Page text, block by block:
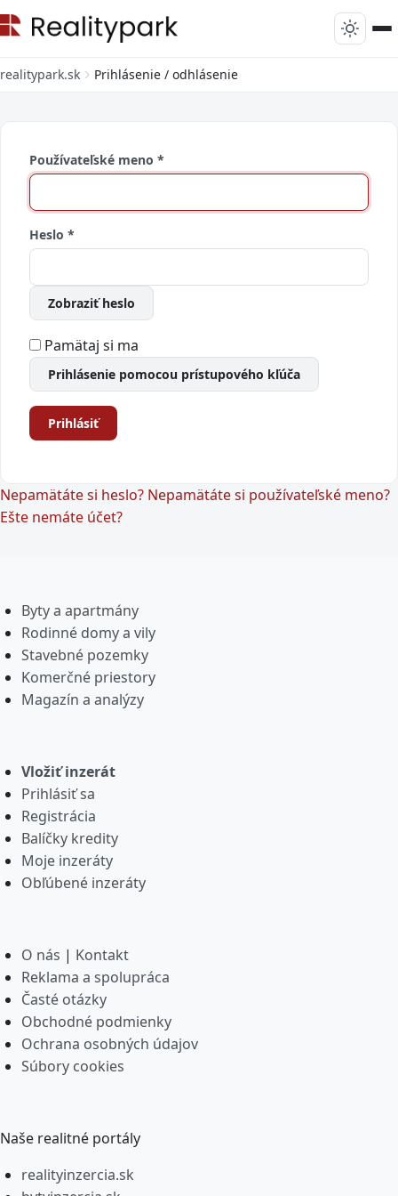
realitypark.sk Prihlásenie / odhlásenie
Používateľské meno *
Heslo *
Zobraziť heslo
Pamätaj si ma
Prihlásenie pomocou prístupového kľúča
Prihlásiť
Nepamätáte si heslo? Nepamätáte si používateľské meno?
Ešte nemáte účet?
Byty a apartmány
Rodinné domy a vily
Stavebné pozemky
Komerčné priestory
Magazín a analýzy
Vložiť inzerát
Prihlásiť sa
Registrácia
Balíčky kredity
Moje inzeráty
Obľúbené inzeráty
O nás | Kontakt
Reklama a spolupráca
Časté otázky
Obchodné podmienky
Ochrana osobných údajov
Súbory cookies
Naše realitné portály
realityinzercia.sk